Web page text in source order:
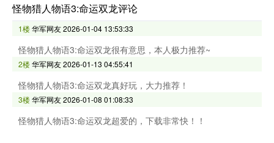
怪物猎人物语3:命运双龙评论
1楼华军网友2026-01-04 13:53:33
怪物猎人物语3:命运双龙很有意思，本人极力推荐~
2楼华军网友2026-01-13 04:55:41
怪物猎人物语3:命运双龙真好玩，大力推荐！
3楼华军网友2026-01-08 01:08:33
怪物猎人物语3:命运双龙超爱的，下载非常快！！